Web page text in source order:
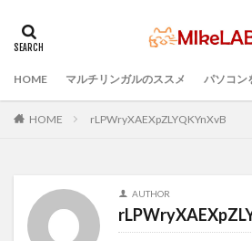
HOME マルチリンガルのススメ パソコン
HOME rLPWryXAEXpZLYQKYnXvB
AUTHOR
タグ
どれがいい 選ぶ PCセットア
PC準備
プログラミング準備
セキュリティ対策ソフト
Visual